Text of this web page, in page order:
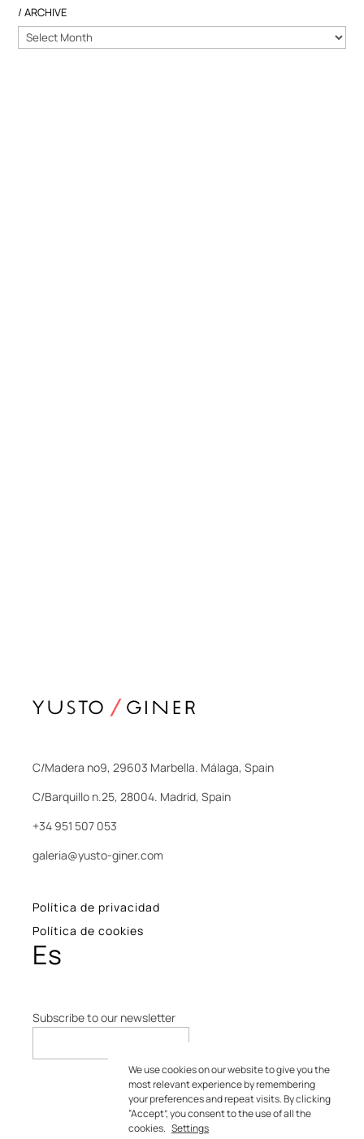
/ ARCHIVE
C/Madera nº9, 29603 Marbella. Málaga, Spain
C/Barquillo n.25, 28004. Madrid, Spain
+34 951 507 053
galeria@yusto-giner.com
Política de privacidad
Política de cookies
Es
Subscribe to our newsletter
We use cookies on our website to give you the
most relevant experience by remembering
your preferences and repeat visits. By clicking
“Accept”, you consent to the use of all the
cookies. Settings